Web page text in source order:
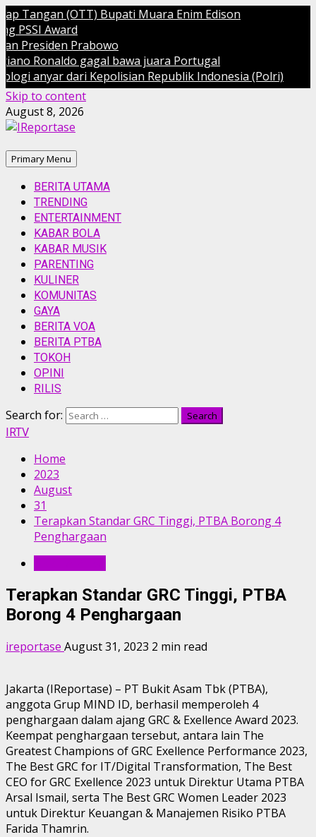
(OTT) Bupati Muara Enim Edison
Award
Prabowo
gagal bawa juara Portugal
dari Kepolisian Republik Indonesia (Polri)
Skip to content
August 8, 2026
Primary Menu
BERITA UTAMA
TRENDING
ENTERTAINMENT
KABAR BOLA
KABAR MUSIK
PARENTING
KULINER
KOMUNITAS
GAYA
BERITA VOA
BERITA PTBA
TOKOH
OPINI
RILIS
Search for:
IRTV
Home
2023
August
31
Terapkan Standar GRC Tinggi, PTBA Borong 4
Penghargaan
Terapkan Standar GRC Tinggi, PTBA
Borong 4 Penghargaan
ireportase August 31, 2023 2 min read
Jakarta (IReportase) – PT Bukit Asam Tbk (PTBA),
anggota Grup MIND ID, berhasil memperoleh 4
penghargaan dalam ajang GRC & Exellence Award 2023.
Keempat penghargaan tersebut, antara lain The
Greatest Champions of GRC Exellence Performance 2023,
The Best GRC for IT/Digital Transformation, The Best
CEO for GRC Exellence 2023 untuk Direktur Utama PTBA
Arsal Ismail, serta The Best GRC Women Leader 2023
untuk Direktur Keuangan & Manajemen Risiko PTBA
Farida Thamrin.